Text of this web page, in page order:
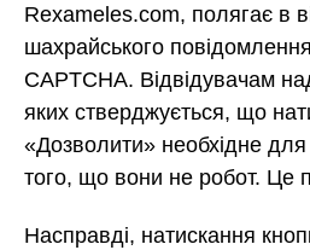
Rexameles.com, полягає в
шахрайського
CAPTCHA. Відвідувачам
яких стверджується, що
«Дозволити» необхідне
того, що вони не робот. Це
Насправді, натискання